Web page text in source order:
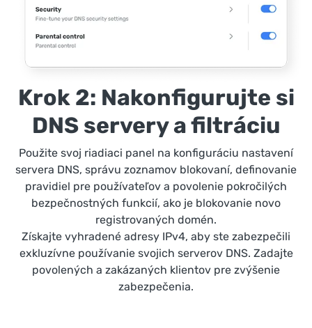
Krok 2: Nakonfigurujte si
DNS servery a filtráciu
Použite svoj riadiaci panel na konfiguráciu nastavení
servera DNS, správu zoznamov blokovaní, definovanie
pravidiel pre používateľov a povolenie pokročilých
bezpečnostných funkcií, ako je blokovanie novo
registrovaných domén.
Získajte vyhradené adresy IPv4, aby ste zabezpečili
exkluzívne používanie svojich serverov DNS. Zadajte
povolených a zakázaných klientov pre zvýšenie
zabezpečenia.